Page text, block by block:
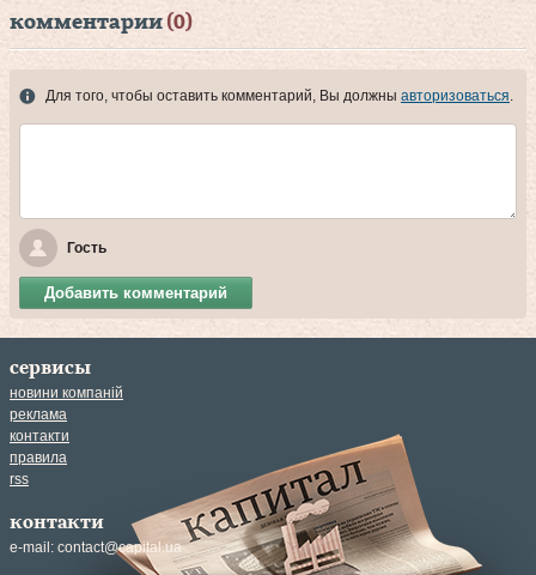
комментарии (0)
Для того, чтобы оставить комментарий, Вы должны авторизоваться.
Гость
Добавить комментарий
сервисы
новини компаній
реклама
контакти
правила
rss
контакти
e-mail: contact@capital.ua